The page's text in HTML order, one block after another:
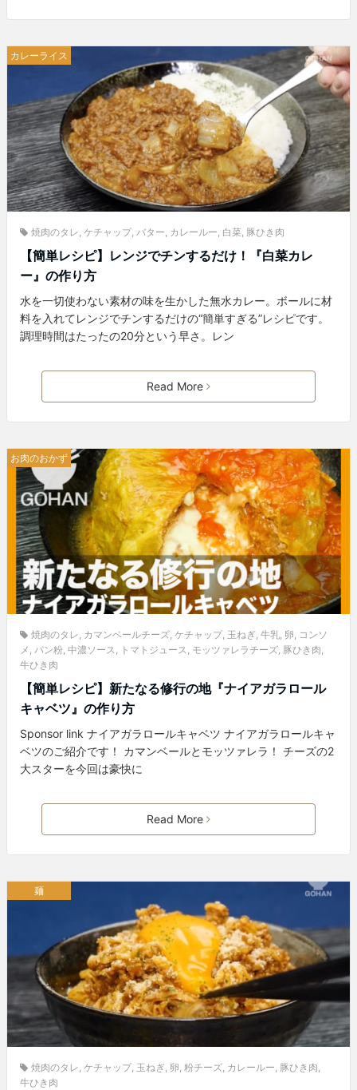
カレーライス
焼肉のタレ, ケチャップ, バター, カレールー, 白菜, 豚ひき肉
【簡単レシピ】レンジでチンするだけ！『白菜カレ
ー』の作り方
水を一切使わない素材の味を生かした無水カレー。ボールに材
料を入れてレンジでチンするだけの“簡単すぎる”レシピです。
調理時間はたったの20分という早さ。レン
Read More
お肉のおかず
焼肉のタレ, カマンベールチーズ, ケチャップ, 玉ねぎ, 牛乳, 卵, コンソ
メ , パン粉, 中濃ソース, トマトジュース, モッツァレラチーズ, 豚ひき肉,
牛ひき肉
【簡単レシピ】新たなる修行の地『ナイアガラロール
キャベツ』の作り方
Sponsor link ナイアガラロールキャベツ ナイアガラロールキャ
ベツのご紹介です！ カマンベールとモッツァレラ！ チーズの2
大スターを今回は豪快に
Read More
麺
焼肉のタレ, ケチャップ, 玉ねぎ, 卵, 粉チーズ, カレールー, 豚ひき肉,
牛ひき肉